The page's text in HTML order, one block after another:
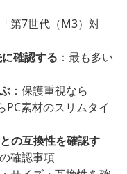
「第7世代（M3）対
確認する ：最も多い
：保護重視なら
素材のスリムタイ
の互換性を確認す
確認事項